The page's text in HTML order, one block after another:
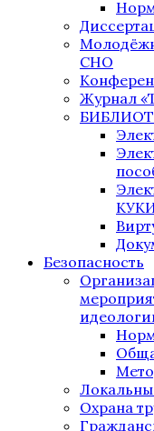
СНО
Журнал
Безопасность
Охрана